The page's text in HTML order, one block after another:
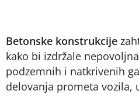
Betonske konstrukcije
kako bi izdržale
podzemnih i natkrivenih
delovanja prometa vozila,